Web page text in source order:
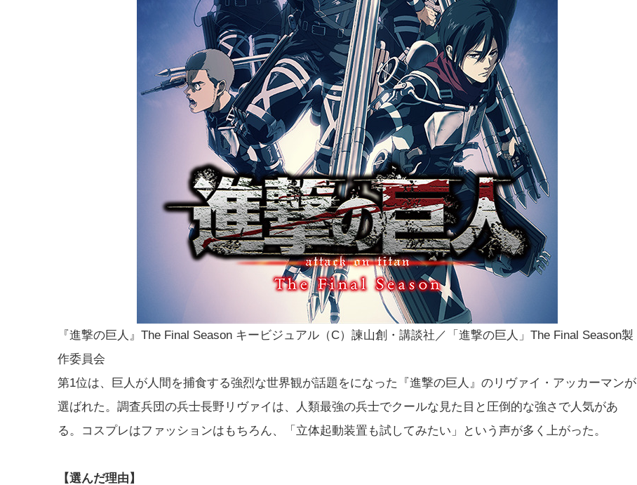
『進撃の巨人』The Final Season キービジュアル（C）諫山創・講談社／「進撃の巨人」The Final Season製
作委員会
第1位は、巨人が人間を捕食する強烈な世界観が話題をになった『進撃の巨人』のリヴァイ・アッカーマンが
選ばれた。調査兵団の兵士長野リヴァイは、人類最強の兵士でクールな見た目と圧倒的な強さで人気があ
る。コスプレはファッションはもちろん、「立体起動装置も試してみたい」という声が多く上がった。
【選んだ理由】